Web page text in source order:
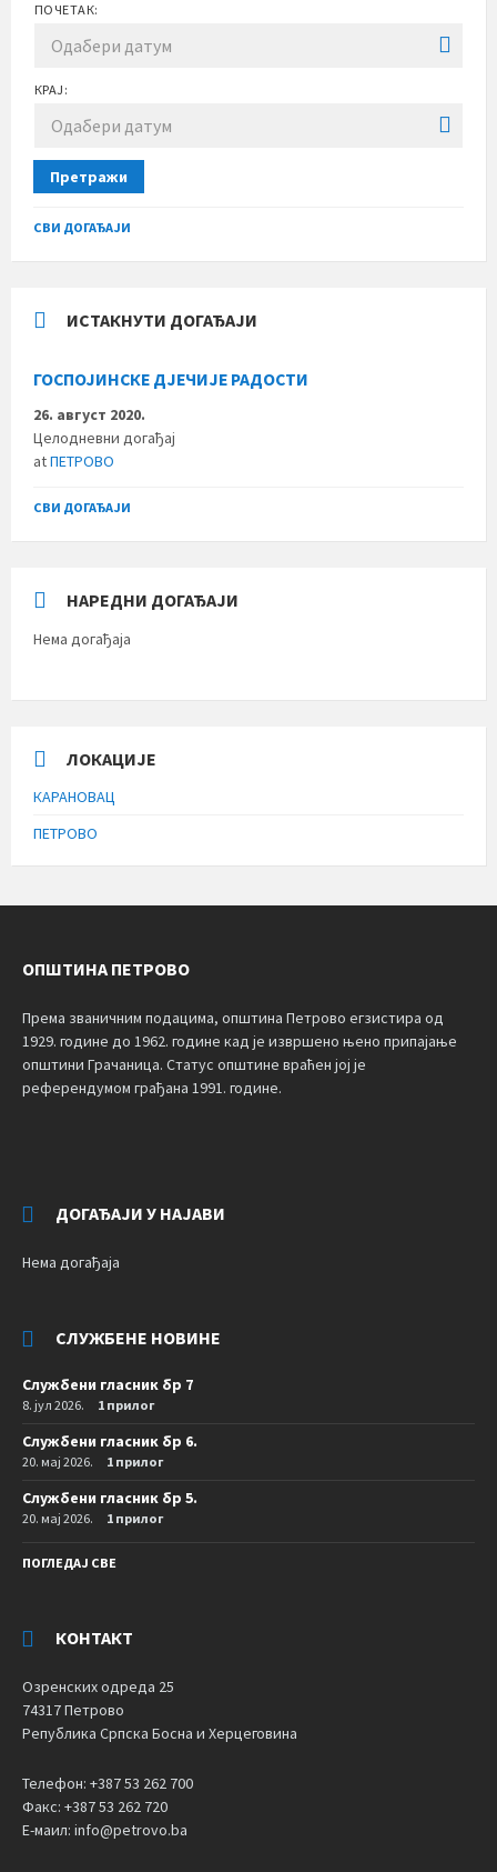
ПОЧЕТАК:
КРАЈ:
Претражи
СВИ ДОГАЂАЈИ
ИСТАКНУТИ ДОГАЂАЈИ
ГОСПОЈИНСКЕ ДЈЕЧИЈЕ РАДОСТИ
26. август 2020.
Целодневни догађај
atПЕТРОВО
СВИ ДОГАЂАЈИ
НАРЕДНИ ДОГАЂАЈИ
Нема догађаја
ЛОКАЦИЈЕ
КАРАНОВАЦ
ПЕТРОВО
ОПШТИНА ПЕТРОВО
Према званичним подацима, општина Петрово егзистира од
1929. године до 1962. године кад је извршено њено припајање
општини Грачаница. Статус општине враћен јој је
референдумом грађана 1991. године.
ДОГАЂАЈИ У НАЈАВИ
Нема догађаја
СЛУЖБЕНЕ НОВИНЕ
Службени гласник бр 7
8. јул 2026. 1 прилог
Службени гласник бр 6.
20. мај 2026. 1 прилог
Службени гласник бр 5.
20. мај 2026. 1 прилог
ПОГЛЕДАЈ СВЕ
КОНТАКТ
Озренских одреда 25
74317 Петрово
Република Српска Босна и Херцеговина
Телефон: +387 53 262 700
Факс: +387 53 262 720
Е-маил: info@petrovo.ba